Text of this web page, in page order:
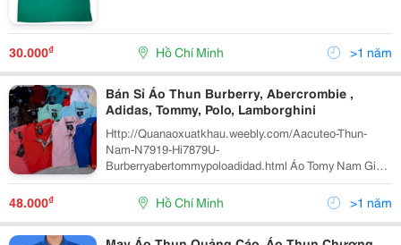
30.000₫ Hồ Chí Minh >1 năm
Bán Sỉ Áo Thun Burberry, Abercrombie ,
Adidas, Tommy, Polo, Lamborghini
Http://Quanaoxuatkhau.weebly.com/Aacuteo-Thun-
Nam-N7919-Hi7879U-
Burberryabertommypoloadidad.html Áo Tomy Nam Giá
Sỉ 75.000Đ (Trên 100 Cái, Dưới 100 Thì Thêm 2K 1 Cái
Nha) Giá Lẻ: 100.000Đ Bang Mau: Áo Polo Nam Giá Sỉ
75.000Đ (Trên 1
48.000₫ Hồ Chí Minh >1 năm